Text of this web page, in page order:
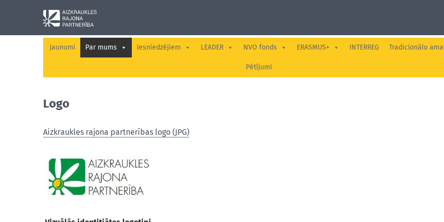
Jaunumi Par mums Iesniedzējiem LEADER NVO fonds ERASMUS+ INTERREG Tradicionālo
Pētījumi
Logo
Aizkraukles rajona partnerības logo (JPG)